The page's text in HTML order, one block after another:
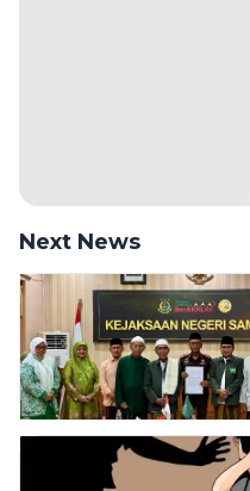
Next News